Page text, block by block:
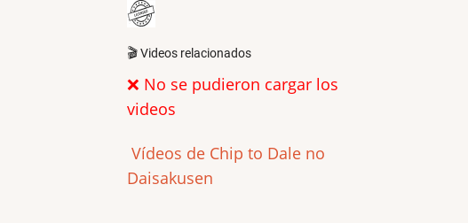
🎬 Videos relacionados
❌ No se pudieron cargar los
videos
Vídeos de Chip to Dale no
Daisakusen